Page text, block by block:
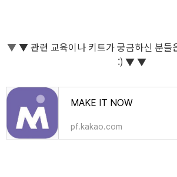
▼▼관련 교육이나 키트가 궁금하신 분들
:) ▼▼
MAKE IT NOW
pf.kakao.com